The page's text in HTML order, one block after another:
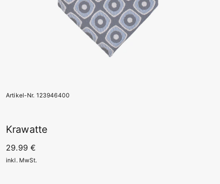
Artikel-Nr. 123946400
Krawatte
29.99 €
inkl. MwSt.